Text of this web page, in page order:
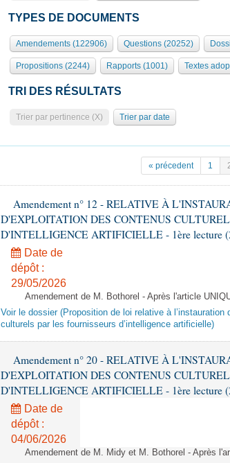
TYPES DE DOCUMENTS
Amendements (122906) Questions (20252)
Propositions (2244) Rapports (1001) Textes
TRI DES RÉSULTATS
Trier par pertinence (X) Trier par date
« précedent 1
Amendement n° 12 - RELATIVE À
D'EXPLOITATION DES CONTENUS
D'INTELLIGENCE ARTIFICIELLE - 1ère lecture
Date de
dépôt :
29/05/2026
Amendement de M. Bothorel - Après l'article
Voir le dossier (Proposition de loi relative à l’instauration
culturels par les fournisseurs d’intelligence artificielle)
Amendement n° 20 - RELATIVE À
D'EXPLOITATION DES CONTENUS
D'INTELLIGENCE ARTIFICIELLE - 1ère lecture
Date de
dépôt :
04/06/2026
Amendement de M. Midy et M. Bothorel - Après